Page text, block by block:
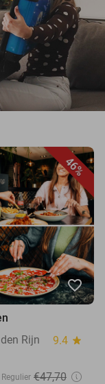
46%
favorite_border
Rijn
9.4 star
Regulier €47,70